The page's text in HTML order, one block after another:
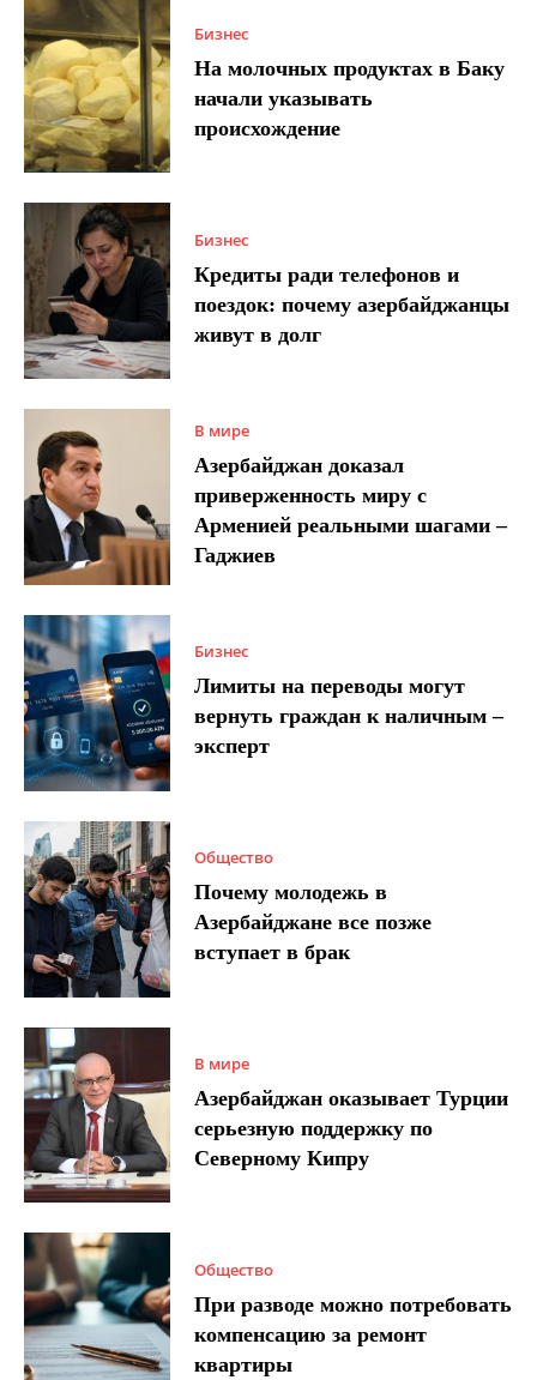
Бизнес
На молочных продуктах в Баку
начали указывать
происхождение
Бизнес
Кредиты ради телефонов и
поездок: почему азербайджанцы
живут в долг
В мире
Азербайджан доказал
приверженность миру с
Арменией реальными шагами –
Гаджиев
Бизнес
Лимиты на переводы могут
вернуть граждан к наличным –
эксперт
Общество
Почему молодежь в
Азербайджане все позже
вступает в брак
В мире
Азербайджан оказывает Турции
серьезную поддержку по
Северному Кипру
Общество
При разводе можно потребовать
компенсацию за ремонт
квартиры